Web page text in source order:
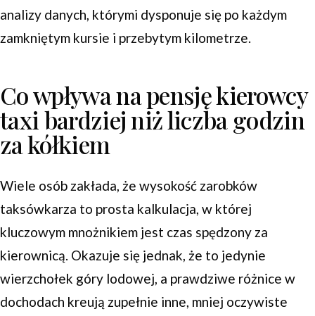
analizy danych, którymi dysponuje się po każdym
zamkniętym kursie i przebytym kilometrze.
Co wpływa na pensję kierowcy
taxi bardziej niż liczba godzin
za kółkiem
Wiele osób zakłada, że wysokość zarobków
taksówkarza to prosta kalkulacja, w której
kluczowym mnożnikiem jest czas spędzony za
kierownicą. Okazuje się jednak, że to jedynie
wierzchołek góry lodowej, a prawdziwe różnice w
dochodach kreują zupełnie inne, mniej oczywiste